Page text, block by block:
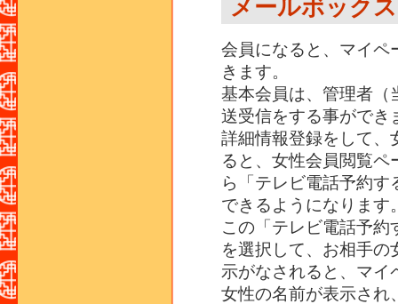
メールボック
会員になると、マイペ
きます。
基本会員は、管理者（
送受信をする事ができ
詳細情報登録をして、
ると、女性会員閲覧
ら「テレビ電話予約
できるようになります
この「テレビ電話予
を選択して、お相手
示がなされると、マイ
女性の名前が表示され